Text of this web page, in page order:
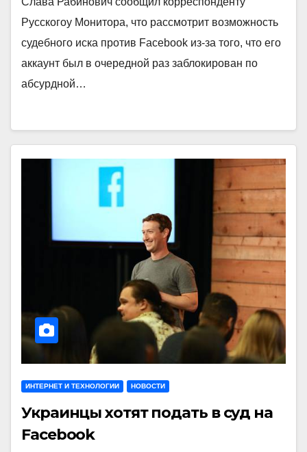
Русскогоу Монитора, что рассмотрит возможность
судебного иска против Facebook из-за того, что его
аккаунт был в очередной раз заблокирован по
абсурдной…
ИНТЕРНЕТ И ТЕХНОЛОГИИ НОВОСТИ
Украинцы хотят подать в суд на
Facebook